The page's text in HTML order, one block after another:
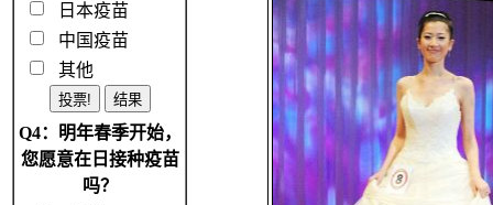
日本疫苗
中国疫苗
其他
Q4：明年春季开始，
您愿意在日接种疫苗
吗？